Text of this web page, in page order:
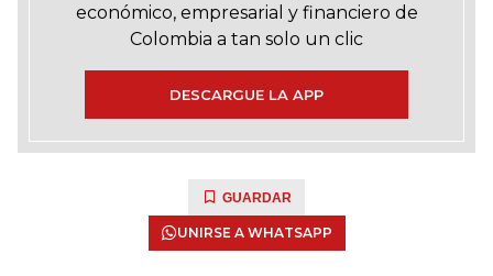
económico, empresarial y financiero de
Colombia a tan solo un clic
DESCARGUE LA APP
GUARDAR
UNIRSE A WHATSAPP